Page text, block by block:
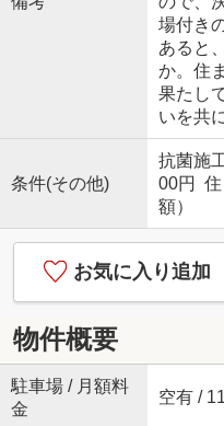
場付き
あると
か。住
果たし
いを共
条件(その他)
抗菌施
00円 住
額）
お気に入り追加
物件概要
駐車場 / 月額料
金
空有 /